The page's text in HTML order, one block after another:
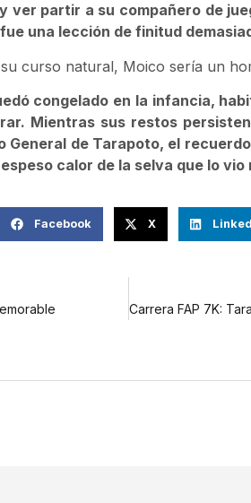
ver partir a su compañero de
una lección de finitud
curso natural, Moico sería un
congelado en la infancia,
Mientras sus restos
General de Tarapoto, el
calor de la selva que lo
Facebook X